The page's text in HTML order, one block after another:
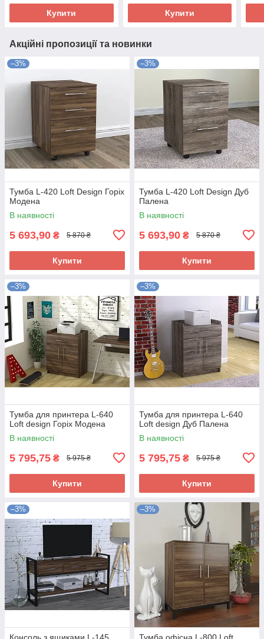
Купити Купити
Акційні пропозиції та новинки
–3%
Тумба L-420 Loft Design Горіх
Модена
В наявності
5 693,90 ₴ 5 870 ₴
Купити
–3%
Тумба L-420 Loft Design Дуб
Палена
В наявності
5 693,90 ₴ 5 870 ₴
Купити
–3%
Тумба для принтера L-640
Loft design Горіх Модена
В наявності
5 795,75 ₴ 5 975 ₴
Купити
–3%
Тумба для принтера L-640
Loft design Дуб Палена
В наявності
5 795,75 ₴ 5 975 ₴
Купити
–3%
Консоль з ящиками L-145
–3%
Тумба офісна L-800 Loft